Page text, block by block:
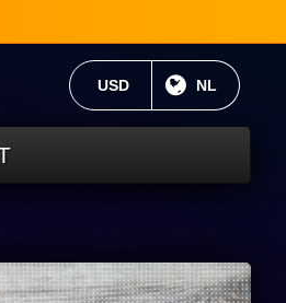
HUIDIGE
NL
HUIDIGE VALUTA:
USD